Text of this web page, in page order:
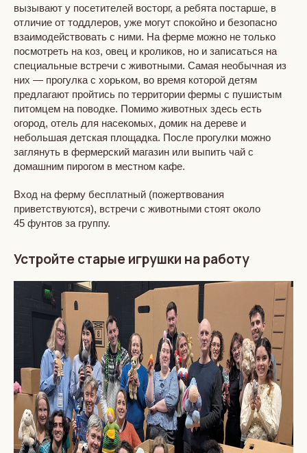
вызывают у посетителей восторг, а ребята постарше, в
отличие от тоддлеров, уже могут спокойно и безопасно
взаимодействовать с ними. На ферме можно не только
посмотреть на коз, овец и кроликов, но и записаться на
специальные встречи с животными. Самая необычная из
них — прогулка с хорьком, во время которой детям
предлагают пройтись по территории фермы с пушистым
питомцем на поводке. Помимо животных здесь есть
огород, отель для насекомых, домик на дереве и
небольшая детская площадка. После прогулки можно
заглянуть в фермерский магазин или выпить чай с
домашним пирогом в местном кафе.
Вход на ферму бесплатный (пожертвования
приветствуются), встречи с животными стоят около
45 фунтов за группу.
Устройте старые игрушки на работу